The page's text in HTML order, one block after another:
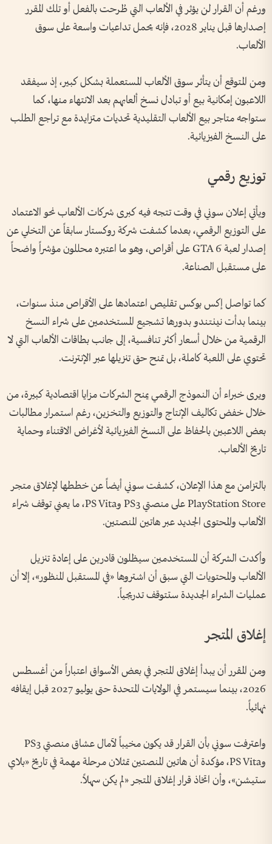
ورغم أن القرار لن يؤثر في الألعاب التي طُرحت بالفعل أو تلك المقرر
إصدارها قبل يناير 2028، فإنه يحمل تداعيات واسعة على سوق
الألعاب.
ومن المتوقع أن يتأثر سوق الألعاب المستعملة بشكل كبير، إذ سيفقد
اللاعبون إمكانية بيع أو تبادل نسخ ألعابهم بعد الانتهاء منها، كما
ستواجه متاجر بيع الألعاب التقليدية تحديات متزايدة مع تراجع الطلب
على النسخ الفيزيائية.
توزيع رقمي
ويأتي إعلان سوني في وقت تتجه فيه كبرى شركات الألعاب نحو الاعتماد
على التوزيع الرقمي، بعدما كشفت شركة روكستار سابقاً عن التخلي عن
إصدار لعبة GTA 6 على أقراص، وهو ما اعتبره محللون مؤشراً واضحاً
على مستقبل الصناعة.
كما تواصل إكس بوكس تقليص اعتمادها على الأقراص منذ سنوات،
بينما بدأت نينتندو بدورها تشجيع المستخدمين على شراء النسخ
الرقمية من خلال أسعار أكثر تنافسية، إلى جانب بطاقات الألعاب التي لا
تحتوي على اللعبة كاملة، بل تمنح حق تنزيلها عبر الإنترنت.
ويرى خبراء أن النموذج الرقمي يمنح الشركات مزايا اقتصادية كبيرة، من
خلال خفض تكاليف الإنتاج والتوزيع والتخزين، رغم استمرار مطالبات
بعض اللاعبين بالحفاظ على النسخ الفيزيائية لأغراض الاقتناء وحماية
تاريخ الألعاب.
بالتزامن مع هذا الإعلان، كشفت سوني أيضاً عن خططها لإغلاق متجر
PlayStation Store على منصتي PS3 وPS Vita، ما يعني توقف شراء
الألعاب والمحتوى الجديد عبر هاتين المنصتين.
وأكدت الشركة أن المستخدمين سيظلون قادرين على إعادة تنزيل
الألعاب والمحتويات التي سبق أن اشتروها «في المستقبل المنظور»، إلا أن
عمليات الشراء الجديدة ستتوقف تدريجياً.
إغلاق المتجر
ومن المقرر أن يبدأ إغلاق المتجر في بعض الأسواق اعتباراً من أغسطس
2026، بينما سيستمر في الولايات المتحدة حتى يوليو 2027 قبل إيقافه
نهائياً.
واعترفت سوني بأن القرار قد يكون مخيباً لآمال عشاق منصتي PS3
وPS Vita، مؤكدة أن هاتين المنصتين تمثلان مرحلة مهمة في تاريخ «بلاي
ستيشن»، وأن اتخاذ قرار إغلاق المتجر «لم يكن سهلاً.